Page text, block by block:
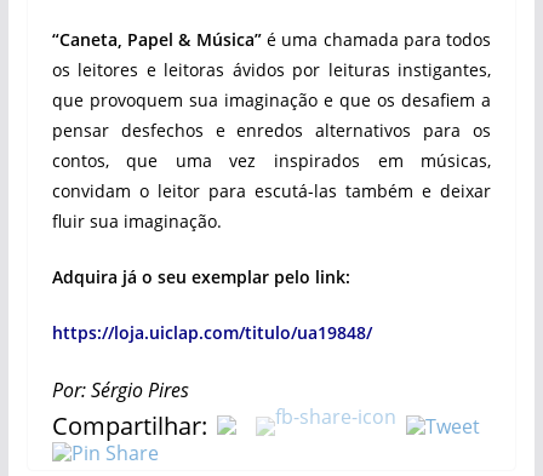
“Caneta, Papel & Música”é uma chamada para todos
os leitores e leitoras ávidos por leituras instigantes,
que provoquem sua imaginação e que os desafiem a
pensar desfechos e enredos alternativos para os
contos, que uma vez inspirados em músicas,
convidam o leitor para escutá-las também e deixar
fluir sua imaginação.
Adquira já o seu exemplar pelo link:
https://loja.uiclap.com/titulo/ua19848/
Por: Sérgio Pires
Compartilhar: